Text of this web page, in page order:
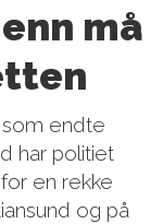
må
som endte
har politiet
en rekke
og på